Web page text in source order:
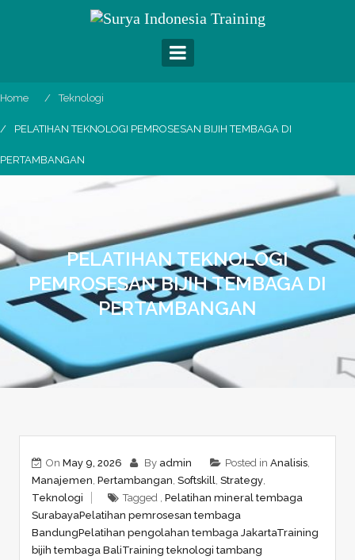
Home Teknologi
PELATIHAN TEKNOLOGI PEMROSESAN BIJIH TEMBAGA DI
PERTAMBANGAN
PELATIHAN TEKNOLOGI
PEMROSESAN BIJIH TEMBAGA DI
PERTAMBANGAN
On May 9, 2026 By admin Posted in Analisis,
Manajemen, Pertambangan, Softskill, Strategy,
Teknologi
Tagged , Pelatihan mineral tembaga
SurabayaPelatihan pemrosesan tembaga
BandungPelatihan pengolahan tembaga JakartaTraining
bijih tembaga BaliTraining teknologi tambang